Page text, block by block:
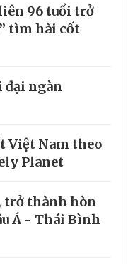
96 tuổi trở
tìm hài cốt
đại ngàn
Việt Nam theo
Planet
trở thành hòn
Á - Thái Bình